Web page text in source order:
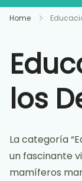
for:
Home
los
La categoría
un fascinante
mamíferos